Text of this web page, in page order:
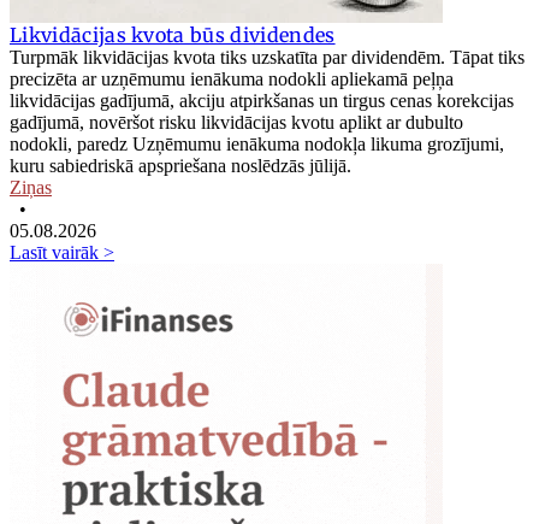
Likvidācijas kvota būs dividendes
Turpmāk likvidācijas kvota tiks uzskatīta par dividendēm. Tāpat tiks
precizēta ar uzņēmumu ienākuma nodokli apliekamā peļņa
likvidācijas gadījumā, akciju atpirkšanas un tirgus cenas korekcijas
gadījumā, novēršot risku likvidācijas kvotu aplikt ar dubulto
nodokli, paredz Uzņēmumu ienākuma nodokļa likuma grozījumi,
kuru sabiedriskā apspriešana noslēdzās jūlijā.
Ziņas
•
05.08.2026
Lasīt vairāk >